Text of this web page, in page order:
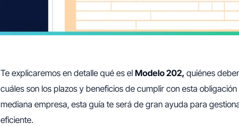
Te explicaremos en detalle qué es el Modelo 202, quiénes
cuáles son los plazos y beneficios de cumplir con esta
mediana empresa, esta guía te será de gran ayuda para
eficiente.